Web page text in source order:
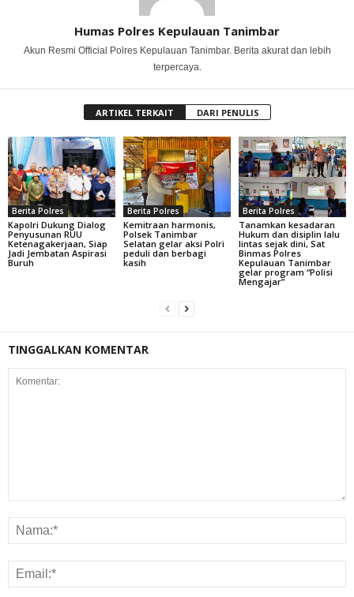
Humas Polres Kepulauan Tanimbar
Akun Resmi Official Polres Kepulauan Tanimbar. Berita akurat dan lebih
terpercaya.
ARTIKEL TERKAIT DARI PENULIS
Berita Polres
Kapolri Dukung Dialog
Penyusunan RUU
Ketenagakerjaan, Siap
Jadi Jembatan Aspirasi
Buruh
Berita Polres
Kemitraan harmonis,
Polsek Tanimbar
Selatan gelar aksi Polri
peduli dan berbagi
kasih
Berita Polres
Tanamkan kesadaran
Hukum dan disiplin lalu
lintas sejak dini, Sat
Binmas Polres
Kepulauan Tanimbar
gelar program “Polisi
Mengajar”
TINGGALKAN KOMENTAR